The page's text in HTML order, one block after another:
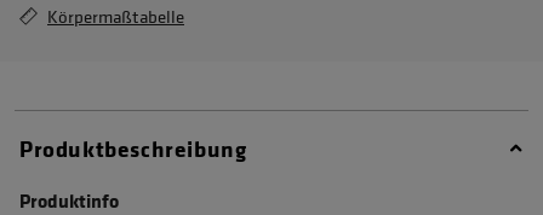
Körpermaßtabelle
Produktbeschreibung
Produktinfo